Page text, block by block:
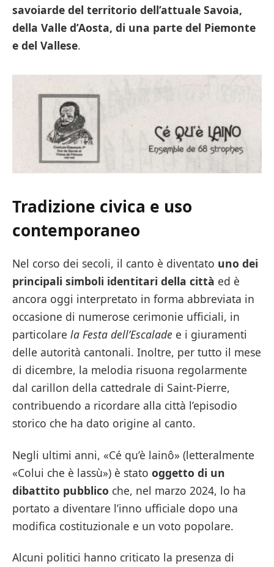
savoiarde del territorio dell’attuale Savoia,
della Valle d’Aosta, di una parte del Piemonte
e del Vallese.
Tradizione civica e uso
contemporaneo
Nel corso dei secoli, il canto è diventato uno dei
principali simboli identitari della città ed è
ancora oggi interpretato in forma abbreviata in
occasione di numerose cerimonie ufficiali, in
particolare la Festa dell’Escalade e i giuramenti
delle autorità cantonali. Inoltre, per tutto il mese
di dicembre, la melodia risuona regolarmente
dal carillon della cattedrale di Saint-Pierre,
contribuendo a ricordare alla città l’episodio
storico che ha dato origine al canto.
Negli ultimi anni, «Cé qu’è lainô» (letteralmente
«Colui che è lassù») è stato oggetto di un
dibattito pubblico che, nel marzo 2024, lo ha
portato a diventare l’inno ufficiale dopo una
modifica costituzionale e un voto popolare.
Alcuni politici hanno criticato la presenza di